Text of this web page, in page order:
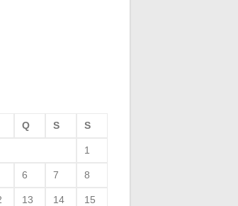
Q S S
1
6 7 8
13 14 15